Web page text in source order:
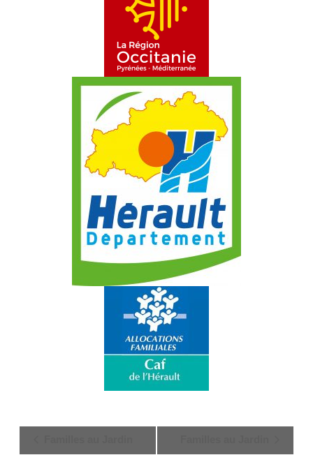
Évènement